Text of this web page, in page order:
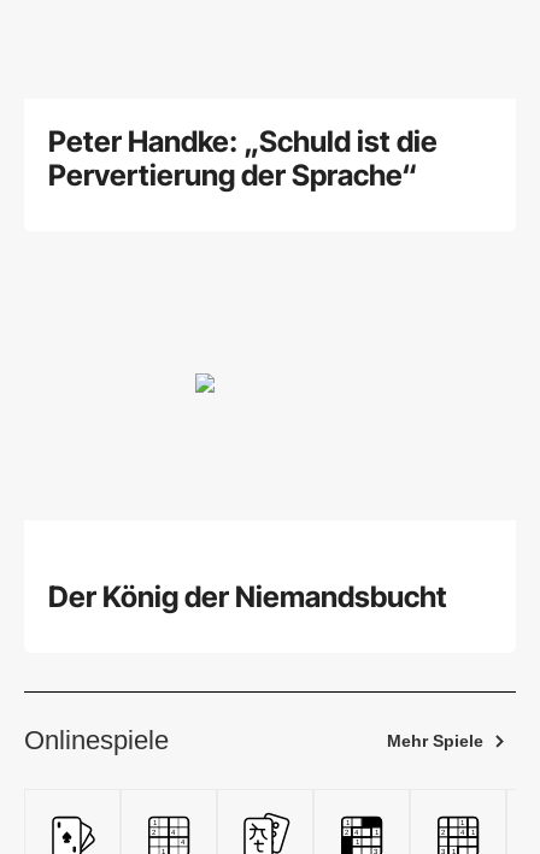
Peter Handke: „Schuld ist die
Pervertierung der Sprache“
Der König der Niemandsbucht
Onlinespiele Mehr Spiele